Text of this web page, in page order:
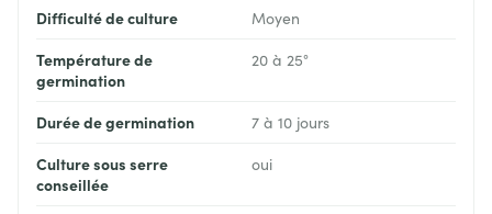
Difficulté de culture Moyen
Température de
germination
20 à 25°
Durée de germination 7 à 10 jours
Culture sous serre
conseillée
oui